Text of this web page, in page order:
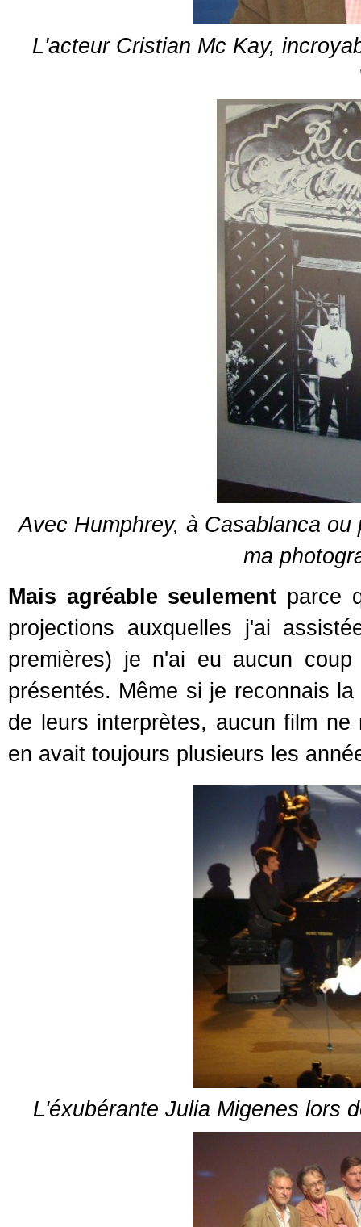
L'acteur Cristian Mc Kay,
Avec Humphrey, à Casablanca
ma
Mais agréable seulement parce
projections auxquelles j'ai
premières) je n'ai eu aucun
présentés. Même si je reconnais
de leurs interprètes, aucun film
en avait toujours plusieurs les
L'éxubérante Julia Migenes lors